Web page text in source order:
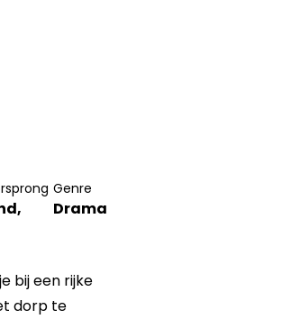
Genre
Drama
bij een rijke
dorp te